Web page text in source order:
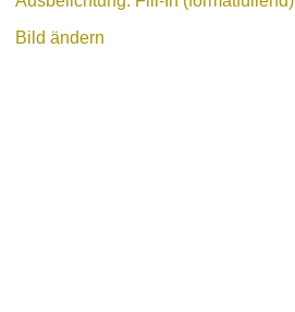
Bild ändern